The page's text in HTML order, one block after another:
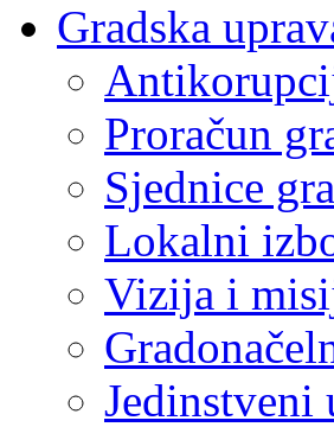
Gradska
Proračun
Sjednice
Lokalni
Vizija i
Jedinstveni